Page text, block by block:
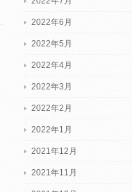
2022年6月
2022年5月
2022年4月
2022年3月
2022年2月
2022年1月
2021年12月
2021年11月